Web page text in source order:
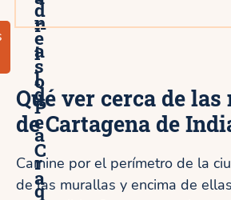
r
i
o
d
e
s
d
e
C
a
n
a
l
P
a
r
q
Qué ver cerca de
de Cartagena de
Camine por el perímetro de la
de las murallas y encima de